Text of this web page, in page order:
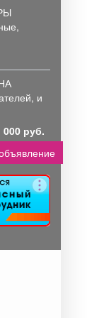
и
000 руб.